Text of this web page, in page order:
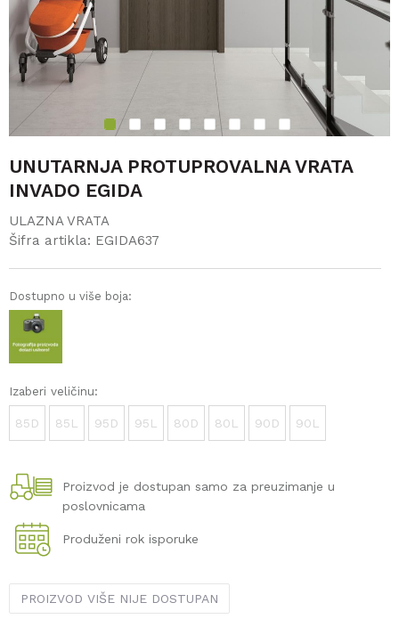
1 2 3 4 5 6 7 8
UNUTARNJA PROTUPROVALNA VRATA
INVADO EGIDA
ULAZNA VRATA
Šifra artikla: EGIDA637
Dostupno u više boja:
Izaberi veličinu:
85D 85L 95D 95L 80D 80L 90D 90L
Proizvod je dostupan samo za preuzimanje u
poslovnicama
Produženi rok isporuke
PROIZVOD VIŠE NIJE DOSTUPAN